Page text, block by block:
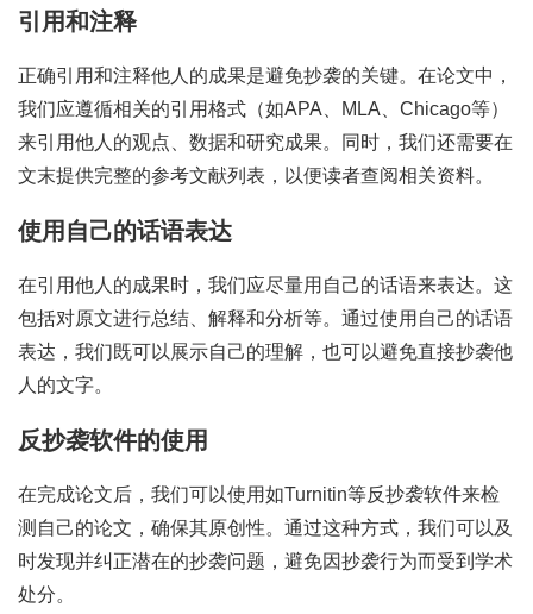
引用和注释
正确引用和注释他人的成果是避免抄袭的关键。在论文中，
我们应遵循相关的引用格式（如APA、MLA、Chicago等）
来引用他人的观点、数据和研究成果。同时，我们还需要在
文末提供完整的参考文献列表，以便读者查阅相关资料。
使用自己的话语表达
在引用他人的成果时，我们应尽量用自己的话语来表达。这
包括对原文进行总结、解释和分析等。通过使用自己的话语
表达，我们既可以展示自己的理解，也可以避免直接抄袭他
人的文字。
反抄袭软件的使用
在完成论文后，我们可以使用如Turnitin等反抄袭软件来检
测自己的论文，确保其原创性。通过这种方式，我们可以及
时发现并纠正潜在的抄袭问题，避免因抄袭行为而受到学术
处分。